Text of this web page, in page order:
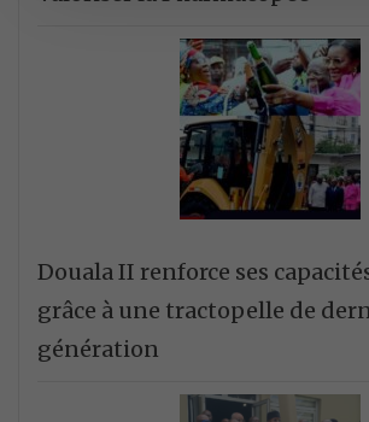
Douala II renforce ses
grâce à une tractopelle de
génération